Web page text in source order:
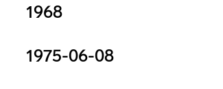
1968
1975-06-08